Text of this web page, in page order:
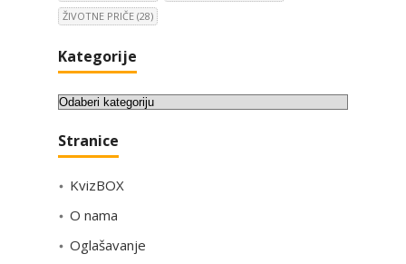
ŽIVOTNE PRIČE (28)
Kategorije
K
t
g
i
Stranice
KvizBOX
O nama
Oglašavanje